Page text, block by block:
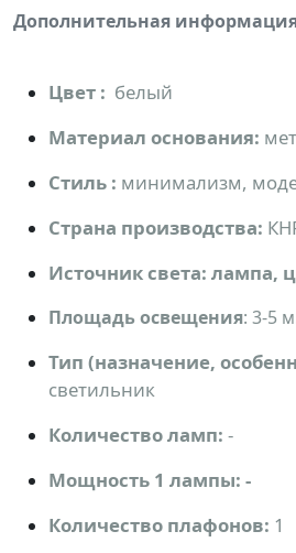
Дополнительная
Цвет : белый
Материал основания:
Стиль : минимализм,
Страна производства:
Источник света: лампа,
Площадь освещения: 3-5
Тип (назначение,
светильник
Количество ламп: -
Мощность 1 лампы: -
Количество плафонов: 1